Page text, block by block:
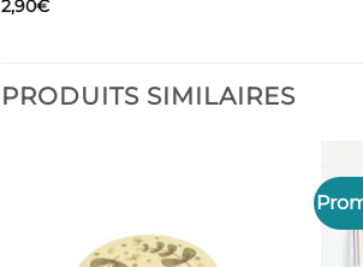
2,90€
PRODUITS SIMILAIRES